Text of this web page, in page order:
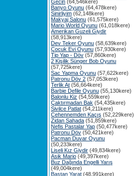
Gecin (64,546kere)
Banyo Oyunu (64,478kere)
Sinirliyim (62,148kere)
Makyaj Salonu (61,575kere)
Mario World Oyunu (61,018kere)
Amerikan Guzeli Giydir
(58,913kere)
Dev Teker Oyunu (58,639kere)
Çocuk Evi Oyunu (57,930kere)
Tip Yap - Döv (57,860kere)
2 Kişilik Sünger Bob Oyunu
(57,725kere)
Sac Yapma Oyunu (57,622kere)
Patronu Döv 2 (57,053kere)
Terlik At (56,664kere)
Barbie Defile Oyunu (55,130kere)
Balonlu Kiz (54,559kere)
Çaktırmadan Bak (54,435kere)
Sivilce Patlat (54,211kere)
Cehennemden Kaçış (52,229kere)
Zidan Sahada (51,859kere)
Nefis Pastalar Yap (50,477kere)
Patronu Döv (50,421kere)
Pacman Duvar Oyunu
(50,233kere)
Liseli Kız Giydir (49,834kere)
Asik Mario (49,397kere)
Buz Dağında Engelli Yarış
(49,004kere)
Bastan Yarat (48,991kere)